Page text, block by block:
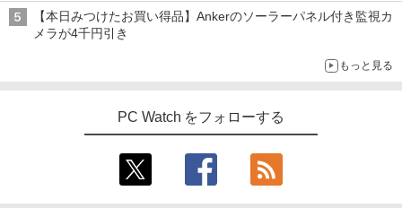
【本日みつけたお買い得品】Ankerのソーラーパネル付き監視カ
メラが4千円引き
もっと見る
PC Watch をフォローする